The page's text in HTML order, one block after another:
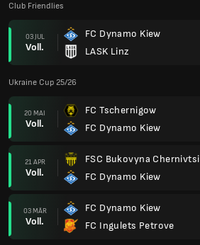
Club Friendlies
03 JUL
Voll.
FC Dynamo Kiew
LASK Linz
Ukraine Cup 25/26
20 MAI
Voll.
FC Tschernigow
FC Dynamo Kiew
21 APR
Voll.
FSC Bukovyna Chernivtsi
FC Dynamo Kiew
03 MÄR
Voll.
FC Dynamo Kiew
FC Ingulets Petrove